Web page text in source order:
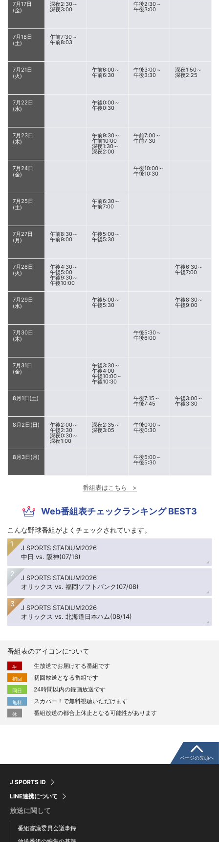
7月17日
(金)
深夜2:30～
深夜3:00
午後2:30～
午後3:00
7月18日
(土)
午前7:30～
午前8:03
7月21日
(火)
午前6:00～
午前6:30
午後3:00～
午後3:30
深夜1:50～
深夜2:25
7月22日
(水)
午後0:00～
午後0:30
7月23日
(木)
午前9:30～
午前10:00
深夜1:30～
深夜2:00
午前7:00～
午前7:30
7月24日
(金)
午後10:00～
午後10:30
7月25日
(土)
午前6:30～
午前7:00
7月27日
(月)
午前8:30～
午前9:00
午後5:00～
午後5:30
7月28日
(火)
午後4:30～
午後5:00
午後9:30～
午後10:00
午後6:30～
午後7:00
7月29日
(水)
午後5:00～
午後5:30
午後8:30～
午後9:00
7月30日
(木)
午後5:30～
午後6:00
7月31日
(金)
午後3:30～
午後4:00
午後10:00～
午後10:30
8月1日(土) 午後7:15～
午後7:45
午後3:00～
午後3:30
8月2日(日) 午後2:00～
午後2:30
深夜0:30～
深夜1:00
深夜2:35～
深夜3:05
午後0:00～
午後0:30
8月3日(月) 午後5:00～
午後5:30
番組表はこちら
Web番組表チェックランキング BEST3
こんな野球番組がよくチェックされています。
J SPORTS STADIUM2026
中日 vs. 阪神(07/16)
J SPORTS STADIUM2026
オリックス vs. 福岡ソフトバンク(07/08)
J SPORTS STADIUM2026
オリックス vs. 北海道日本ハム(08/14)
番組表のアイコンについて
生 生放送でお届けする番組です
初回 初回放送となる番組です
同日 24時間以内の録画放送です
無料 スカパー！で無料視聴いただけます
休 番組放送の都合上休止となる可能性があります
J SPORTS ID
LINE連携について
放送に関して
番組審議委員会議事録
ページの先頭へ